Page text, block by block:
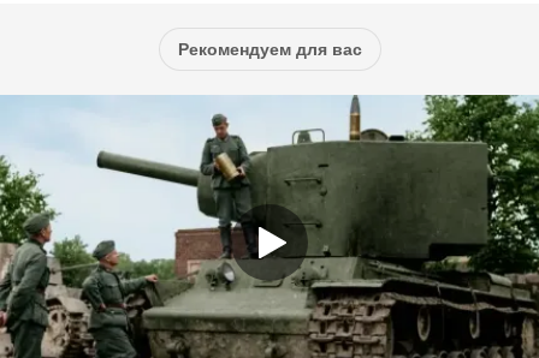
Рекомендуем для вас